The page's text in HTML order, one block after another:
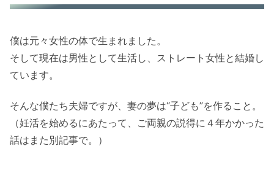
僕は元々女性の体で生まれました。
そして現在は男性として生活し、ストレート女性と結婚し
ています。
そんな僕たち夫婦ですが、妻の夢は“子ども”を作ること。
（妊活を始めるにあたって、ご両親の説得に４年かかった
話はまた別記事で。）